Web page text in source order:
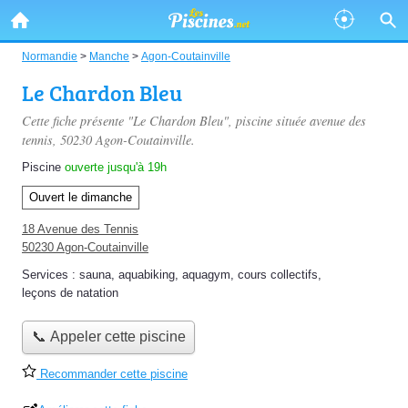
Normandie > Manche > Agon-Coutainville
Le Chardon Bleu
Cette fiche présente "Le Chardon Bleu", piscine située avenue des
tennis, 50230 Agon-Coutainville.
Piscine ouverte jusqu'à 19h
Ouvert le dimanche
18 Avenue des Tennis
50230 Agon-Coutainville
Services : sauna, aquabiking, aquagym, cours collectifs,
leçons de natation
📞 Appeler cette piscine
Recommander cette piscine